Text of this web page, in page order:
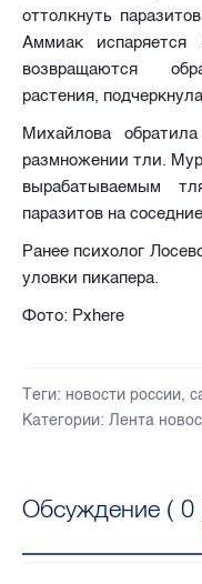
оттолкнуть
Аммиак испаряется
возвращаются
растения,
Михайлова
размножении тли.
вырабатываемым
паразитов на
Ранее психолог
уловки пикапера.
Фото: Pxhere
Теги: новости россии,
Категории: Лента
Обсуждение ( 0